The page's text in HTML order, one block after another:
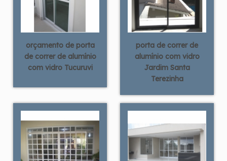
orçamento de porta
de correr de alumínio
com vidro Tucuruvi
porta de correr de
alumínio com vidro
Jardim Santa
Terezinha